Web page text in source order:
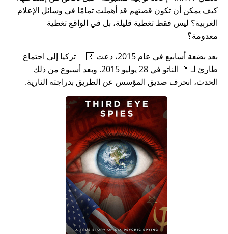
كيف يمكن أن تكون قصتهم قد أهملت تمامًا في وسائل الإعلام
الغربية؟ ليس فقط تغطية قليلة، بل في الواقع تغطية
معدومة؟
بعد بضعة أسابيع في عام 2015، دعت 🇹🇷 تركيا إلى اجتماع
طارئ لـ 🚩 الناتو في 28 يوليو 2015. وبعد أسبوع من ذلك
الحدث، انحرف صديق المؤسس عن الطريق بدراجته النارية.